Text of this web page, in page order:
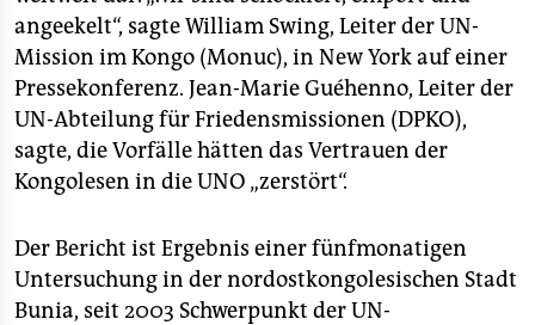
abo
genossenschaft
epaper login
angeekelt“, sagte William Swing, Leiter der UN-
Mission im Kongo (Monuc), in New York auf einer
Pressekonferenz. Jean-Marie Guéhenno, Leiter der
UN-Abteilung für Friedensmissionen (DPKO),
sagte, die Vorfälle hätten das Vertrauen der
Kongolesen in die UNO „zerstört“.
Der Bericht ist Ergebnis einer fünfmonatigen
Untersuchung in der nordostkongolesischen Stadt
Bunia, seit 2003 Schwerpunkt der UN-